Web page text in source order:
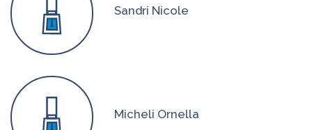
Sandri Nicole
Micheli Ornella